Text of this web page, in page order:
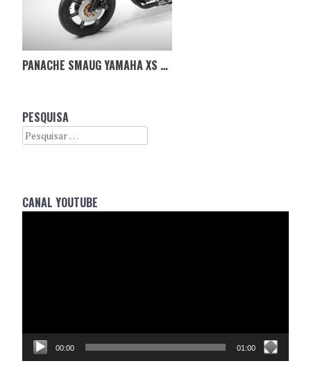
PANACHE SMAUG YAMAHA XS 360 MOTORCYCLE
PESQUISA
Search
CANAL YOUTUBE
00:00 01:00